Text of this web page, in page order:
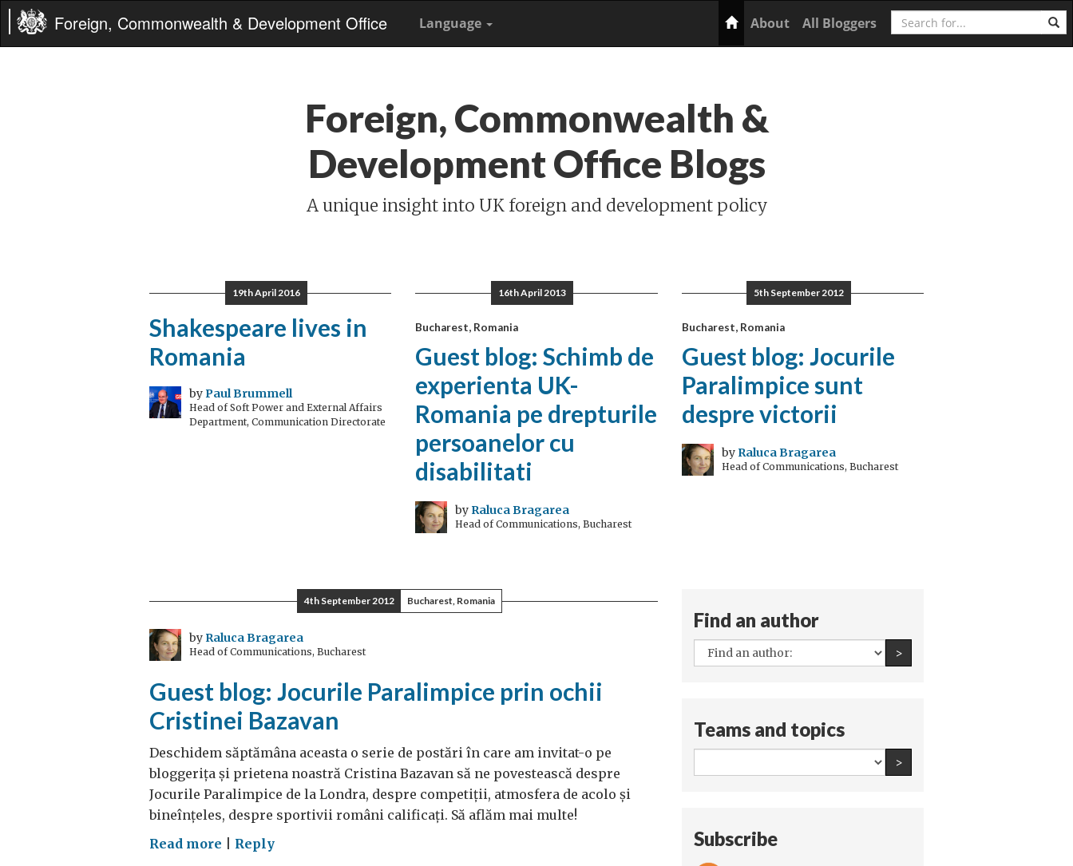
Foreign, Commonwealth & Development Office Language Home
About All Bloggers Search
Foreign, Commonwealth &
Development Office Blogs
A unique insight into UK foreign and development policy
19th April 2016
Shakespeare lives in
Romania
byPaul Brummell
Head of Soft Power and External Affairs
Department, Communication Directorate
16th April 2013
Bucharest, Romania
Guest blog: Schimb de
experienta UK-
Romania pe drepturile
persoanelor cu
disabilitati
by Raluca Bragarea
Head of Communications, Bucharest
5th September 2012
Bucharest, Romania
Guest blog: Jocurile
Paralimpice sunt
despre victorii
by Raluca Bragarea
Head of Communications, Bucharest
4th September 2012 Bucharest, Romania
by Raluca Bragarea
Head of Communications, Bucharest
Guest blog: Jocurile Paralimpice prin ochii
Cristinei Bazavan
Deschidem săptămâna aceasta o serie de postări în care am invitat-o pe
bloggeriţa şi prietena noastră Cristina Bazavan să ne povestească despre
Jocurile Paralimpice de la Londra, despre competiţii, atmosfera de acolo şi
bineînţeles, despre sportivii români calificaţi. Să aflăm mai multe!
Read more onReply
Find an author
All
authors:
>Find an author
Teams and topics
All
teams
>Find an author
Subscribe